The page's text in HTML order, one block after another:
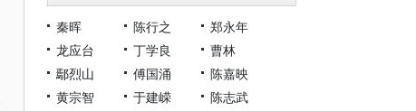
秦晖 陈行之
郑永年
龙应台
丁学良
曹林
鄢烈山
傅国涌
陈嘉映
黄宗智
于建嵘
陈志武